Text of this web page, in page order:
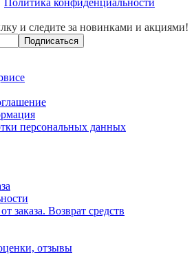
Политика конфиденциальности
и следите за новинками и акциями!
Подписаться
персональных данных
заказа. Возврат средств
отзывы